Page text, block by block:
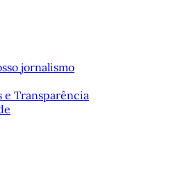
jornalismo
e Transparência